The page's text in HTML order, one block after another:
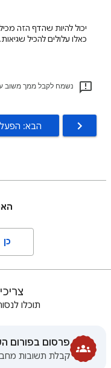
כאלו עלולים להכיל שגיאות.
נשמח לקבל ממך משוב
הבא:
כן
תוכלו
פרסום בפורום
קבלת תשובות